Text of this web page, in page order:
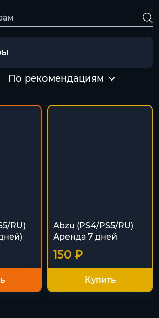
По рекомендациям
RU)
Abzu (PS4/PS5/RU)
Аренда 7 дней
150 ₽
Купить